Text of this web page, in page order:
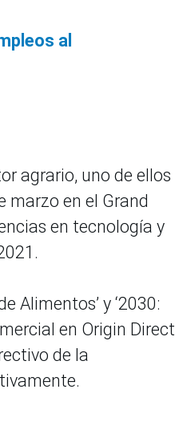
al
agrario, uno de ellos
marzo en el Grand
en tecnología y
Alimentos’ y ‘2030:
en Origin Direct
de la